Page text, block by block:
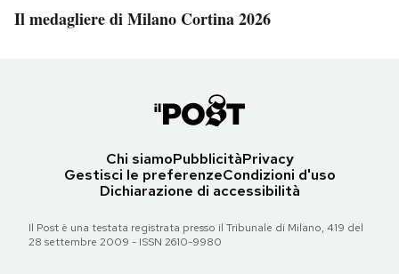
Il medagliere di Milano Cortina 2026
Chi siamoPubblicitàPrivacy
Gestisci le preferenzeCondizioni d'uso
Dichiarazione di accessibilità
Il Post è una testata registrata presso il Tribunale di Milano, 419 del
28 settembre 2009 - ISSN 2610-9980